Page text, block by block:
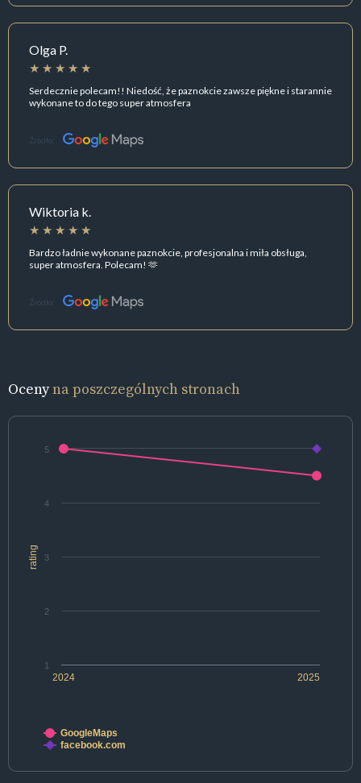
Olga P.
Serdecznie polecam!! Niedość, że paznokcie zawsze piękne i starannie
wykonane to do tego super atmosfera
Źródło:
Wiktoria k.
Bardzo ładnie wykonane paznokcie, profesjonalna i miła obsługa,
super atmosfera. Polecam! 🫶
Źródło:
Ocenyna poszczególnych stronach
rating
2024 2025
1
2
3
4
5
GoogleMaps
facebook.com